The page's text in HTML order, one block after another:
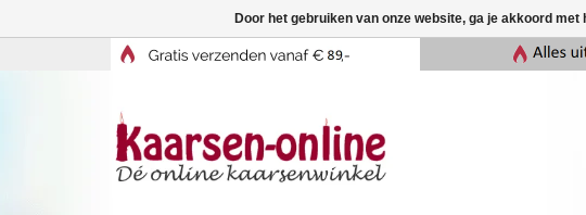
Door het gebruiken van onze website, ga je akkoord